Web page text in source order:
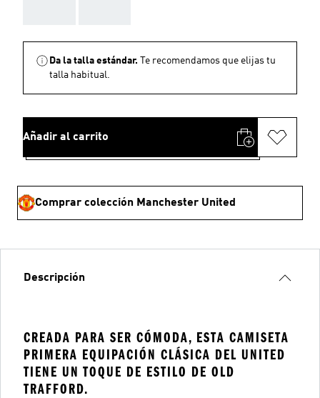
Da la talla estándar.
Te recomendamos que elijas tu
talla habitual.
Añadir al carrito
Comprar colección Manchester United
Descripción
CREADA PARA SER CÓMODA, ESTA CAMISETA
PRIMERA EQUIPACIÓN CLÁSICA DEL UNITED
TIENE UN TOQUE DE ESTILO DE OLD
TRAFFORD.